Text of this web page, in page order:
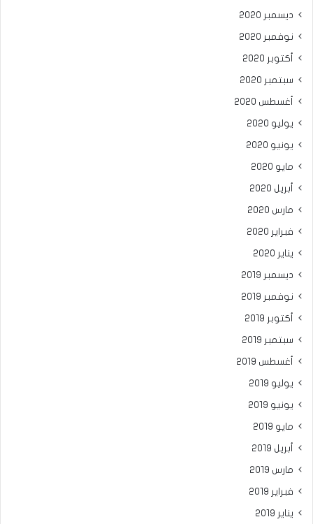
ديسمبر 2020
نوفمبر 2020
أكتوبر 2020
سبتمبر 2020
أغسطس 2020
يوليو 2020
يونيو 2020
مايو 2020
أبريل 2020
مارس 2020
فبراير 2020
يناير 2020
ديسمبر 2019
نوفمبر 2019
أكتوبر 2019
سبتمبر 2019
أغسطس 2019
يوليو 2019
يونيو 2019
مايو 2019
أبريل 2019
مارس 2019
فبراير 2019
يناير 2019